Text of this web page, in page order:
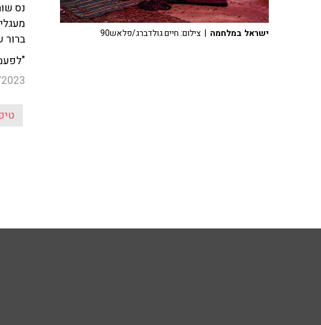
נס
ברור
ישראל במלחמה | צילום: חיים גולדברג/פלאש90